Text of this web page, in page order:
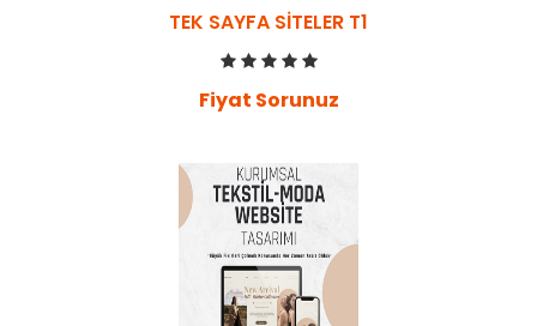
TEK SAYFA SITELER T1
Fiyat Sorunuz